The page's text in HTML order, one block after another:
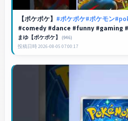
【ポケポケ】 #ポケポケ#ポケモン
#comedy #dance #funny #gaming
#reels
まゆ【ポケポケ】
(946)
投稿日時 2026-08-05 07:00:17